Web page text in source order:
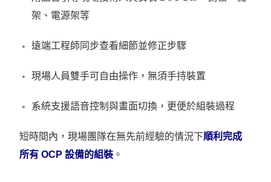
架、電源架等
遠端工程師同步查看細節並修正步驟
現場人員雙手可自由操作，無須手持裝置
系統支援語音控制與畫面切換，更便於組裝過程
短時間內，現場團隊在無先前經驗的情況下順利完成
所有 OCP 設備的組裝 。